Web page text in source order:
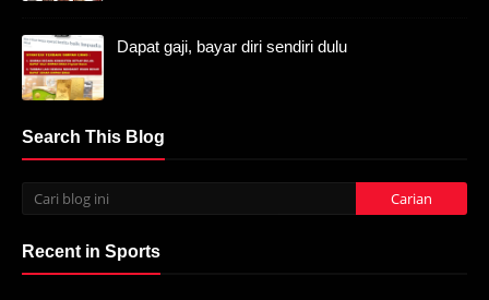
Dapat gaji, bayar diri sendiri dulu
Search This Blog
Recent in Sports